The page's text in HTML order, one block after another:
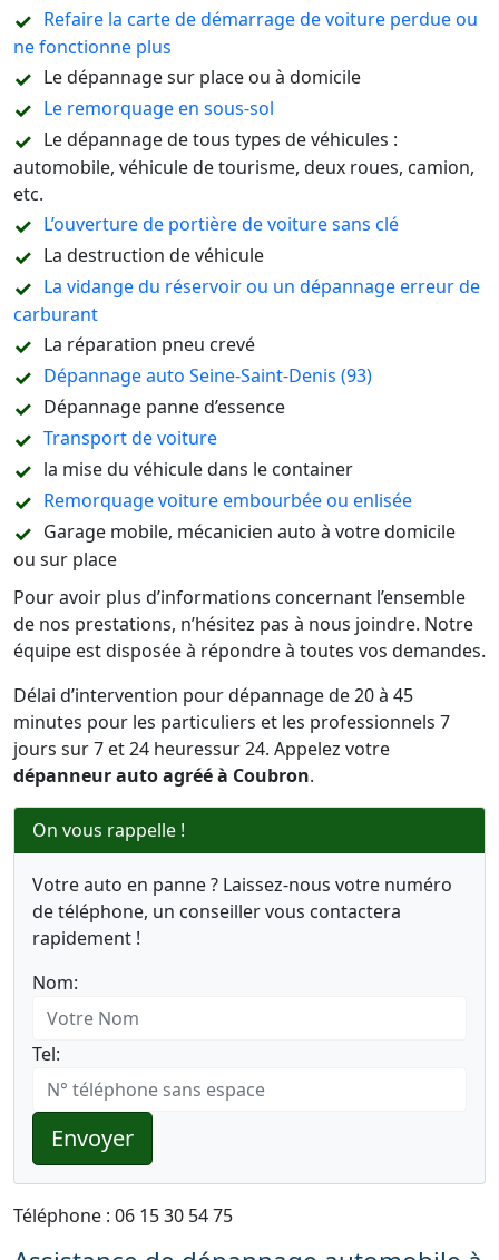
Refaire la carte de démarrage de voiture perdue ou
ne fonctionne plus
Le dépannage sur place ou à domicile
Le remorquage en sous-sol
Le dépannage de tous types de véhicules :
automobile, véhicule de tourisme, deux roues, camion,
etc.
L’ouverture de portière de voiture sans clé
La destruction de véhicule
La vidange du réservoir ou un dépannage erreur de
carburant
La réparation pneu crevé
Dépannage auto Seine-Saint-Denis (93)
Dépannage panne d’essence
Transport de voiture
la mise du véhicule dans le container
Remorquage voiture embourbée ou enlisée
Garage mobile, mécanicien auto à votre domicile
ou sur place
Pour avoir plus d’informations concernant l’ensemble
de nos prestations, n’hésitez pas à nous joindre. Notre
équipe est disposée à répondre à toutes vos demandes.
Délai d’intervention pour dépannage de 20 à 45
minutes pour les particuliers et les professionnels 7
jours sur 7 et 24 heuressur 24. Appelez votre
dépanneur auto agréé à Coubron.
On vous rappelle !
Votre auto en panne ? Laissez-nous votre numéro
de téléphone, un conseiller vous contactera
rapidement !
Nom:
Tel:
Envoyer
Téléphone : 06 15 30 54 75